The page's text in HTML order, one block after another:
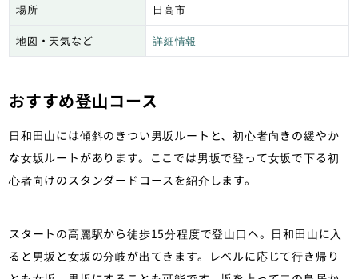
場所 日高市
地図・天気など 詳細情報
おすすめ登山コース
日和田山には傾斜のきつい男坂ルートと、初心者向きの緩やか
な女坂ルートがあります。ここでは男坂で登って女坂で下る初
心者向けのスタンダードコースを紹介します。
スタートの高麗駅から徒歩15分程度で登山口へ。日和田山に入
ると男坂と女坂の分岐が出てきます。レベルに応じて行き帰り